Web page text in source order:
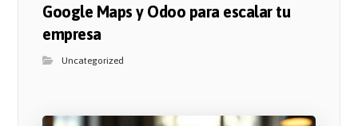
Google Maps y Odoo para escalar tu
empresa
Uncategorized